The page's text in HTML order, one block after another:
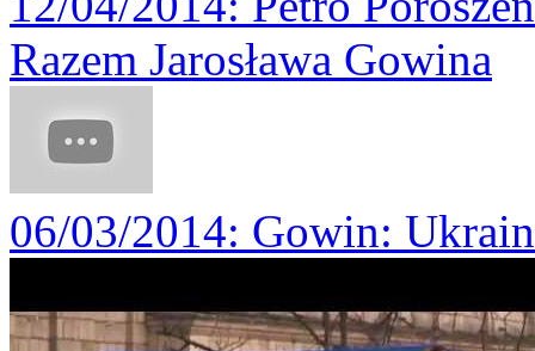
Razem Jarosława Gowina
06/03/2014: Gowin: